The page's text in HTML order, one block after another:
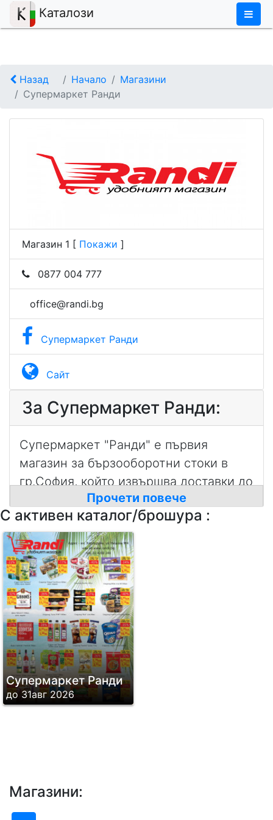
Каталози ×
Назад Начало
Магазини
Супермаркет Ранди
Магазин 1 [ Покажи ]
0877 004 777
office@randi.bg
Супермаркет Ранди
Сайт
За Супермаркет Ранди:
Супермаркет "Ранди" е първия
магазин за бързооборотни стоки в
гр.София, който извършва доставки до
дома на клиента. Асортимента, който
се предлага е от над 7000 артикула.
Прочети повече
С активен каталог/брошура :
Супермаркет Ранди
до 31авг 2026
Магазини: